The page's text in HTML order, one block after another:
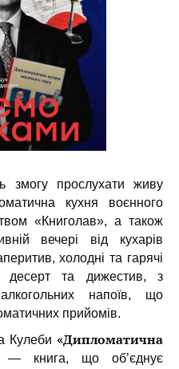
змогу прослухати живу
кухня воєнного
«Книголав», а також
вечері від кухарів
холодні та гарячі
десерт та дижестив, з
напоїв, що
прийомів.
Кулеби«Дипломатична
— книга, що об’єднує